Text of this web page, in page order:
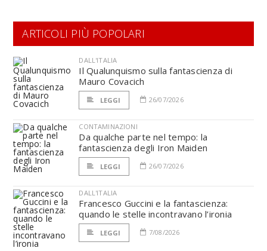
ARTICOLI PIÙ POPOLARI
DALL'ITALIA
Il Qualunquismo sulla fantascienza di
Mauro Covacich
LEGGI 26/07/2026
CONTAMINAZIONI
Da qualche parte nel tempo: la
fantascienza degli Iron Maiden
LEGGI 26/07/2026
DALL'ITALIA
Francesco Guccini e la fantascienza:
quando le stelle incontravano l’ironia
LEGGI 7/08/2026